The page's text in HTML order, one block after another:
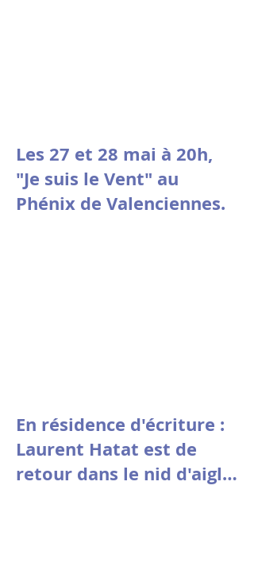
Les 27 et 28 mai à 20h,
"Je suis le Vent" au
Phénix de Valenciennes.
En résidence d'écriture :
Laurent Hatat est de
retour dans le nid d'aigle